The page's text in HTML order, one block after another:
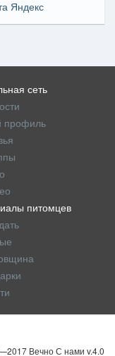
сеть
профиль
питомцев
Вечно С нами v.4.0